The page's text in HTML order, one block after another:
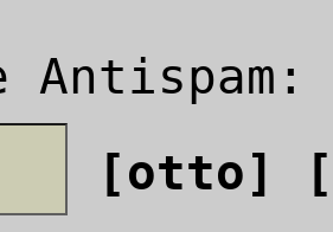
Antispam:
[otto]